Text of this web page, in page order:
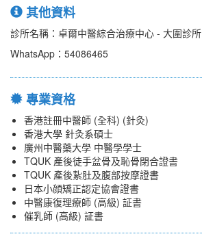
其他資料
診所名稱：卓爾中醫綜合治療中心 - 大圍診所
WhatsApp：54086465
專業資格
香港註冊中醫師 (全科) (針灸)
香港大學 針灸系碩士
廣州中醫藥大學 中醫學學士
TQUK 產後徒手盆骨及恥骨閉合證書
TQUK 產後紥肚及腹部按摩證書
日本小顔矯正認定協會證書
中醫康復理療師 (高級) 証書
催乳師 (高級) 証書